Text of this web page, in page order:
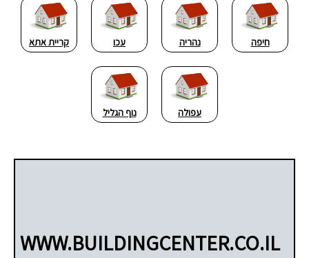
חיפה נהריה עכו קריית אתא
עפולה נוף הגליל
WWW.BUILDINGCENTER.CO.IL